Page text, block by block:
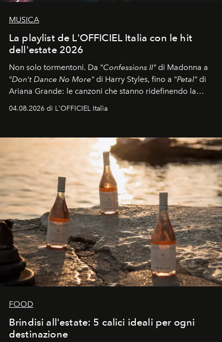
MUSICA
La playlist de L'OFFICIEL Italia con le hit
dell'estate 2026
Non solo tormentoni. Da "Confessions II" di Madonna a
"Don't Dance No More" di Harry Styles, fino a "Petal" di
Ariana Grande: le canzoni che stanno ridefinendo la
colonna sonora della stagione.
04.08.2026 di L'OFFICIEL Italia
FOOD
Brindisi all'estate: 5 calici ideali per ogni
destinazione